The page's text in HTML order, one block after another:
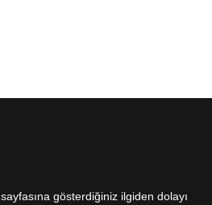
sayfasına gösterdiğiniz ilgiden dolayı